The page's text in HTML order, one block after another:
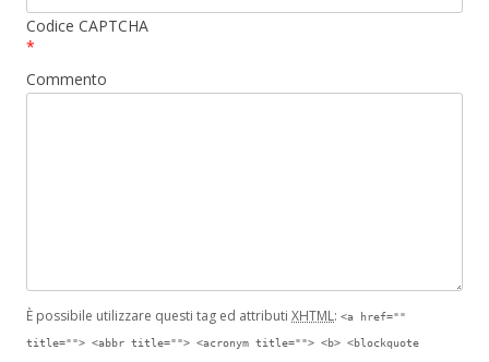
Codice CAPTCHA
*
Commento
È possibile utilizzare questi tag ed attributi XHTML: <a href=""
title=""> <abbr title=""> <acronym title=""> <b> <blockquote